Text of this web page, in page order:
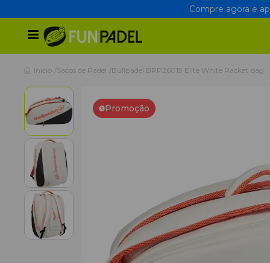
Compre agora e
Início Sacos de Padel Bullpadel BPP26019 Elite White Racket bag
Promoção